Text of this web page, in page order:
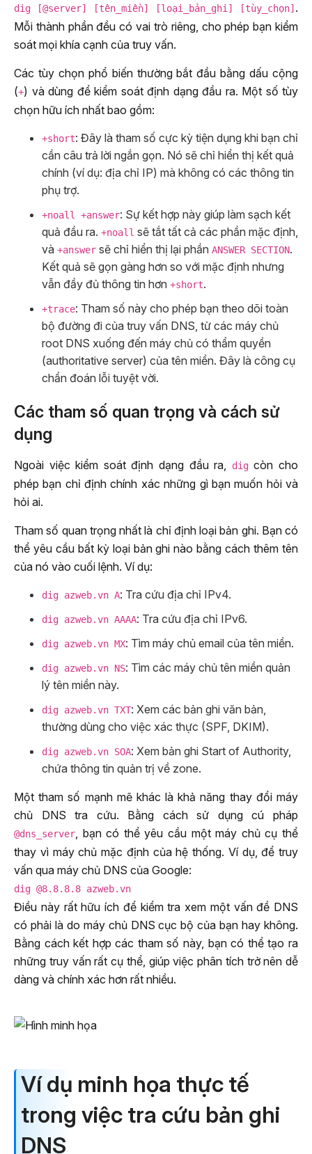
dig [@server] [tên_miền] [loại_bản_ghi] [tùy_chọn].
Mỗi thành phần đều có vai trò riêng, cho phép bạn kiểm
soát mọi khía cạnh của truy vấn.
Các tùy chọn phổ biến thường bắt đầu bằng dấu cộng
(+) và dùng để kiểm soát định dạng đầu ra. Một số tùy
chọn hữu ích nhất bao gồm:
+short: Đây là tham số cực kỳ tiện dụng khi bạn chỉ
cần câu trả lời ngắn gọn. Nó sẽ chỉ hiển thị kết quả
chính (ví dụ: địa chỉ IP) mà không có các thông tin
phụ trợ.
+noall +answer: Sự kết hợp này giúp làm sạch kết
quả đầu ra. +noall sẽ tắt tất cả các phần mặc định,
và +answer sẽ chỉ hiển thị lại phần ANSWER SECTION.
Kết quả sẽ gọn gàng hơn so với mặc định nhưng
vẫn đầy đủ thông tin hơn +short.
+trace: Tham số này cho phép bạn theo dõi toàn
bộ đường đi của truy vấn DNS, từ các máy chủ
root DNS xuống đến máy chủ có thẩm quyền
(authoritative server) của tên miền. Đây là công cụ
chẩn đoán lỗi tuyệt vời.
Các tham số quan trọng và cách sử
dụng
Ngoài việc kiểm soát định dạng đầu ra, digcòn cho
phép bạn chỉ định chính xác những gì bạn muốn hỏi và
hỏi ai.
Tham số quan trọng nhất là chỉ định loại bản ghi. Bạn có
thể yêu cầu bất kỳ loại bản ghi nào bằng cách thêm tên
của nó vào cuối lệnh. Ví dụ:
dig azweb.vn A: Tra cứu địa chỉ IPv4.
dig azweb.vn AAAA: Tra cứu địa chỉ IPv6.
dig azweb.vn MX: Tìm máy chủ email của tên miền.
dig azweb.vn NS: Tìm các máy chủ tên miền quản
lý tên miền này.
dig azweb.vn TXT: Xem các bản ghi văn bản,
thường dùng cho việc xác thực (SPF, DKIM).
dig azweb.vn SOA: Xem bản ghi Start of Authority,
chứa thông tin quản trị về zone.
Một tham số mạnh mẽ khác là khả năng thay đổi máy
chủ DNS tra cứu. Bằng cách sử dụng cú pháp
@dns_server
, bạn có thể yêu cầu một máy chủ cụ thể
thay vì máy chủ mặc định của hệ thống. Ví dụ, để truy
vấn qua máy chủ DNS của Google:
dig @8.8.8.8 azweb.vn
Điều này rất hữu ích để kiểm tra xem một vấn đề DNS
có phải là do máy chủ DNS cục bộ của bạn hay không.
Bằng cách kết hợp các tham số này, bạn có thể tạo ra
những truy vấn rất cụ thể, giúp việc phân tích trở nên dễ
dàng và chính xác hơn rất nhiều.
Ví dụ minh họa thực tế
trong việc tra cứu bản ghi
DNS